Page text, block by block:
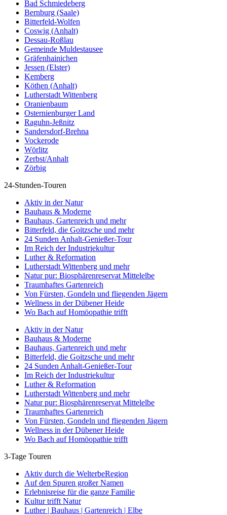
Bad Schmiedeberg
Bernburg (Saale)
Bitterfeld-Wolfen
Coswig (Anhalt)
Dessau-Roßlau
Gemeinde Muldestausee
Gräfenhainichen
Jessen (Elster)
Kemberg
Köthen (Anhalt)
Lutherstadt Wittenberg
Oranienbaum
Osternienburger Land
Raguhn-Jeßnitz
Sandersdorf-Brehna
Vockerode
Wörlitz
Zerbst/Anhalt
Zörbig
24-Stunden-Touren
Aktiv in der Natur
Bauhaus & Moderne
Bauhaus, Gartenreich und mehr
Bitterfeld, die Goitzsche und mehr
24 Sunden Anhalt-Genießer-Tour
Im Reich der Industriekultur
Luther & Reformation
Lutherstadt Wittenberg und mehr
Natur pur: Biosphärenreservat Mittelelbe
Traumhaftes Gartenreich
Von Fürsten, Gondeln und fliegenden Jägern
Wellness in der Dübener Heide
Wo Bach auf Homöopathie trifft
Aktiv in der Natur
Bauhaus & Moderne
Bauhaus, Gartenreich und mehr
Bitterfeld, die Goitzsche und mehr
24 Sunden Anhalt-Genießer-Tour
Im Reich der Industriekultur
Luther & Reformation
Lutherstadt Wittenberg und mehr
Natur pur: Biosphärenreservat Mittelelbe
Traumhaftes Gartenreich
Von Fürsten, Gondeln und fliegenden Jägern
Wellness in der Dübener Heide
Wo Bach auf Homöopathie trifft
3-Tage Touren
Aktiv durch die WelterbeRegion
Auf den Spuren großer Namen
Erlebnisreise für die ganze Familie
Kultur trifft Natur
Luther | Bauhaus | Gartenreich | Elbe